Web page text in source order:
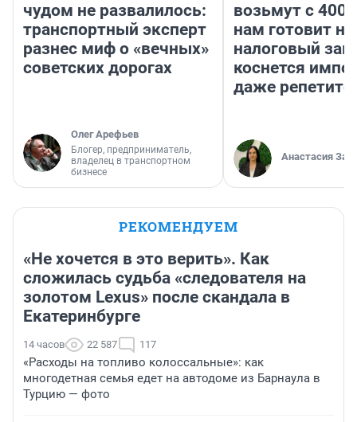
чудом не развалилось:
транспортный эксперт
разнес миф о «вечных»
советских дорогах
Олег Арефьев
Блогер, предприниматель,
владелец в транспортном
бизнесе
возьмут с
нам готовит
налоговый
коснется
даже
Анастасия
РЕКОМЕНДУЕМ
«Не хочется в это верить». Как
сложилась судьба «следователя на
золотом Lexus» после скандала в
Екатеринбурге
14 часов 22 587 117
«Расходы на топливо колоссальные»: как
многодетная семья едет на автодоме из Барнаула в
Турцию — фото